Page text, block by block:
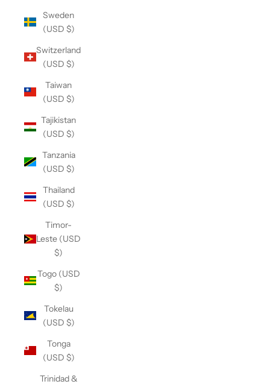
Sweden
(USD $)
Switzerland
(USD $)
Taiwan
(USD $)
Tajikistan
(USD $)
Tanzania
(USD $)
Thailand
(USD $)
Timor-
Leste (USD
$)
Togo (USD
$)
Tokelau
(USD $)
Tonga
(USD $)
Trinidad &